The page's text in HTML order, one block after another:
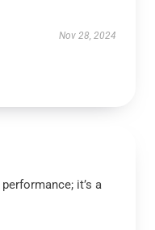
Nov 28, 2024
it’s a